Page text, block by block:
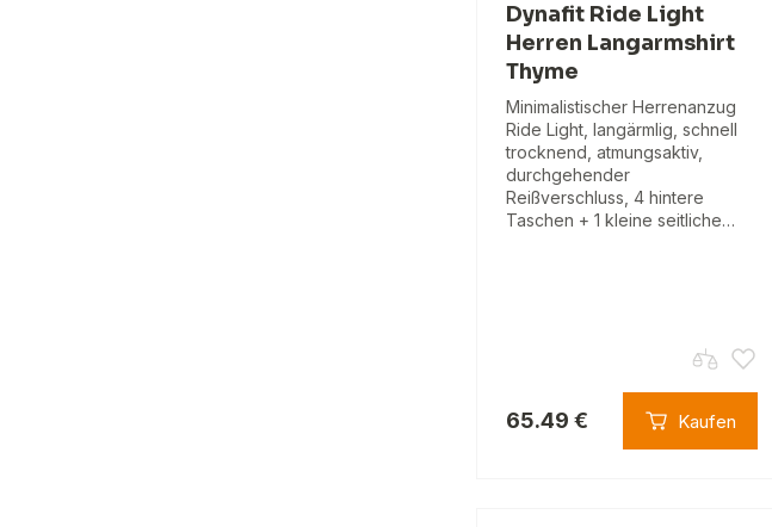
Dynafit Ride Light
Herren Langarmshirt
Thyme
Minimalistischer Herrenanzug
Ride Light, langärmlig, schnell
trocknend, atmungsaktiv,
durchgehender
Reißverschluss, 4 hintere
Taschen + 1 kleine seitliche…
65.49 € Kaufen